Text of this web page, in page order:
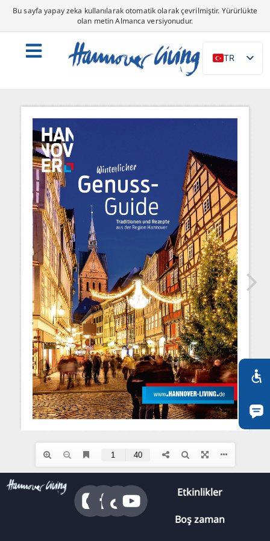
Bu sayfa yapay zeka kullanılarak otomatik olarak çevrilmiştir. Yürürlükte
olan metin Almanca versiyonudur.
TR
DE
NL
ES
DA
SV
FR
PT
RU
FI
ZH
KO
JA
UK
BG
Etkinlikler
Boş zaman